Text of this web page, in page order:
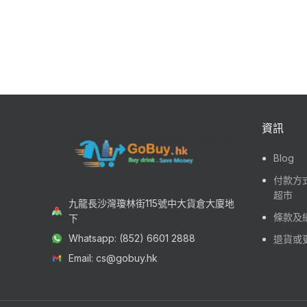
九龍長沙灣瓊林街115號中大貨倉大廈地
下
Whatsapp: (852) 6601 2888
Email: cs@gobuy.hk
資訊
Blog
付款方
超市
條款及
退貨或